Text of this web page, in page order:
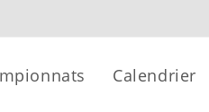
Calendrier